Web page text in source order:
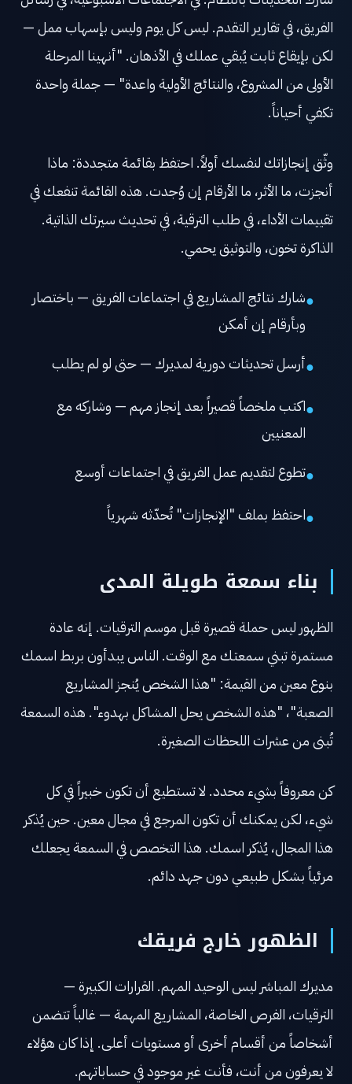
الفريق، في تقارير التقدم. ليس كل يوم وليس بإسهاب ممل —
لكن بإيقاع ثابت يُبقي عملك في الأذهان. "أنهينا المرحلة
الأولى من المشروع، والنتائج الأولية واعدة" — جملة واحدة
تكفي أحياناً.
وثّق إنجازاتك لنفسك أولاً. احتفظ بقائمة متجددة: ماذا
أنجزت، ما الأثر، ما الأرقام إن وُجدت. هذه القائمة تنفعك في
تقييمات الأداء، في طلب الترقية، في تحديث سيرتك الذاتية.
الذاكرة تخون، والتوثيق يحمي.
●شارك نتائج المشاريع في اجتماعات الفريق — باختصار
وبأرقام إن أمكن
●أرسل تحديثات دورية لمديرك — حتى لو لم يطلب
●اكتب ملخصاً قصيراً بعد إنجاز مهم — وشاركه مع
المعنيين
●تطوع لتقديم عمل الفريق في اجتماعات أوسع
●احتفظ بملف "الإنجازات" تُحدّثه شهرياً
بناء سمعة طويلة المدى
الظهور ليس حملة قصيرة قبل موسم الترقيات. إنه عادة
مستمرة تبني سمعتك مع الوقت. الناس يبدأون بربط اسمك
بنوع معين من القيمة: "هذا الشخص يُنجز المشاريع
الصعبة"، "هذه الشخص يحل المشاكل بهدوء". هذه السمعة
تُبنى من عشرات اللحظات الصغيرة.
كن معروفاً بشيء محدد. لا تستطيع أن تكون خبيراً في كل
شيء، لكن يمكنك أن تكون المرجع في مجال معين. حين يُذكر
هذا المجال، يُذكر اسمك. هذا التخصص في السمعة يجعلك
مرئياً بشكل طبيعي دون جهد دائم.
الظهور خارج فريقك
مديرك المباشر ليس الوحيد المهم. القرارات الكبيرة —
الترقيات، الفرص الخاصة، المشاريع المهمة — غالباً تتضمن
أشخاصاً من أقسام أخرى أو مستويات أعلى. إذا كان هؤلاء
لا يعرفون من أنت، فأنت غير موجود في حساباتهم.